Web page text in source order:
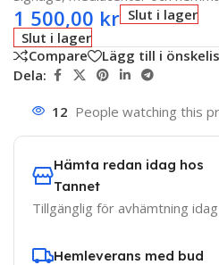
1 500,00 kr Slut i lager
Slut i lager
Compare
Lägg till i
Dela:
12 People watching this
Hämta redan idag hos
Tannet
Tillgänglig för avhämtning idag
Hemleverans med bud